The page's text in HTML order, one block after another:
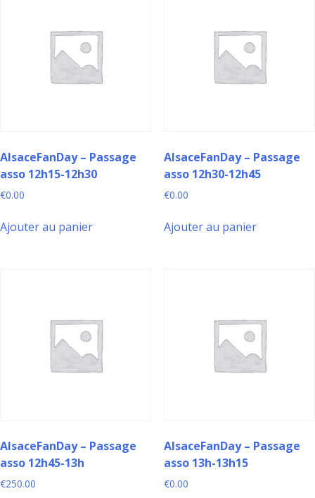
AlsaceFanDay – Passage
asso 12h15-12h30
€0.00
Ajouter au panier
AlsaceFanDay – Passage
asso 12h30-12h45
€0.00
Ajouter au panier
AlsaceFanDay – Passage
asso 12h45-13h
€250.00
AlsaceFanDay – Passage
asso 13h-13h15
€0.00